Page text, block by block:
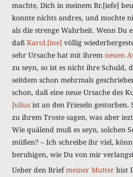
machte, Dich in meinem Br.[iefe]
konnte nichts andres, und mochte
als die strenge Wahrheit. Wenn Du
daß Karol.[ine] völlig
sehr Ursache hat mit ihrem neuen
zu seyn, so ist es nicht ihre Schuld,
seitdem schon mehrmals
schon, daß eine neue Ursache des
Julius ist an den Frieseln gestorben.
zu ihrem Troste sagen, was aber
Wie quälend muß es seyn, solchen
müßen? – Ich schreibe ihr viel,
beruhigen, wie Du von mir
Ueber den Briefmeiner Mutter bist